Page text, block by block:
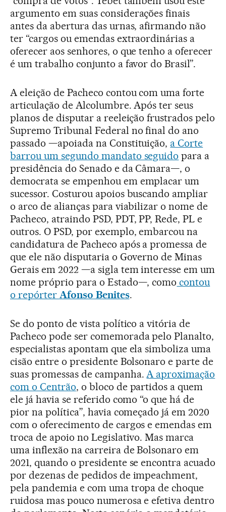
argumento em suas considerações finais
antes da abertura das urnas, afirmando não
ter “cargos ou emendas extraordinárias a
oferecer aos senhores, o que tenho a oferecer
é um trabalho conjunto a favor do Brasil”.
A eleição de Pacheco contou com uma forte
articulação de Alcolumbre. Após ter seus
planos de disputar a reeleição frustrados pelo
Supremo Tribunal Federal no final do ano
passado —apoiada na Constituição, a Corte
barrou um segundo mandato seguido para a
presidência do Senado e da Câmara—, o
democrata se empenhou em emplacar um
sucessor. Costurou apoios buscando ampliar
o arco de alianças para viabilizar o nome de
Pacheco, atraindo PSD, PDT, PP, Rede, PL e
outros. O PSD, por exemplo, embarcou na
candidatura de Pacheco após a promessa de
que ele não disputaria o Governo de Minas
Gerais em 2022 —a sigla tem interesse em um
nome próprio para o Estado—, como contou
o repórter Afonso Benites.
Se do ponto de vista político a vitória de
Pacheco pode ser comemorada pelo Planalto,
especialistas apontam que ela simboliza uma
cisão entre o presidente Bolsonaro e parte de
suas promessas de campanha.A aproximação
com o Centrão, o bloco de partidos a quem
ele já havia se referido como “o que há de
pior na política”, havia começado já em 2020
com o oferecimento de cargos e emendas em
troca de apoio no Legislativo. Mas marca
uma inflexão na carreira de Bolsonaro em
2021, quando o presidente se encontra acuado
por dezenas de pedidos de impeachment,
pela pandemia e com uma tropa de choque
ruidosa mas pouco numerosa e efetiva dentro